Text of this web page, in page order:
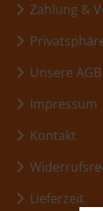
Zahlung &
Unsere AGB
Impressum
Kontakt
Lieferzeit